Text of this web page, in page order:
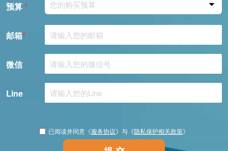
预算* 您的购买预算
邮箱*
微信
Line
已阅读并同意《服务协议》与《隐私保护相关政策》